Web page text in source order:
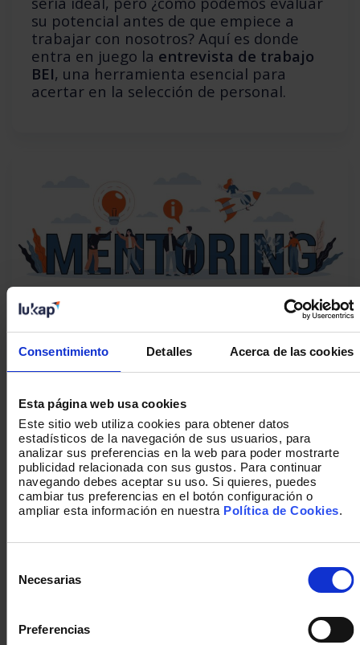
Consentimiento Detalles Acerca de las cookies
Esta página web usa cookies
Este sitio web utiliza cookies para obtener datos
estadísticos de la navegación de sus usuarios, para
analizar sus preferencias en la web para poder mostrarte
publicidad relacionada con sus gustos. Para continuar
navegando debes aceptar su uso. Si quieres, puedes
cambiar tus preferencias en el botón configuración o
ampliar esta información en nuestra Política de Cookies.
Necesarias
Preferencias
su potencial antes de que empiece a
trabajar con nosotros? Aquí es donde
entra en juego la entrevista de trabajo
BEI, una herramienta esencial para
acertar en la selección de personal.
Qué es el mentoring para
empresas y organizaciones
herramienta clave para el desarrollo
profesional y personal de los empleados.
En este artículo exploraremosqué es el
mentoring, las ventajas que ofrece a las
empresas, la diferencia entre
mentoring y coaching , así como los
pasos clave para implementar un